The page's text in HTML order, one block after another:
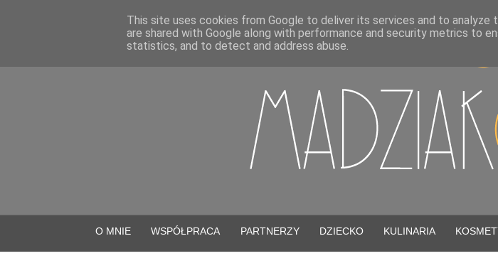
O MNIE WSPÓŁPRACA PARTNERZY DZIECKO KULINARIA
This site uses cookies from Google to deliver its services and to analyze
are shared with Google along with performance and security metrics to
statistics, and to detect and address abuse.